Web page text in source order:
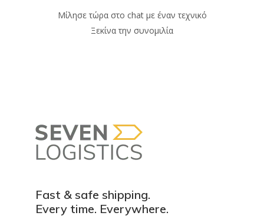
Μίλησε τώρα στο chat με έναν τεχνικό
Ξεκίνα την συνομιλία
Fast & safe shipping.
Every time. Everywhere.